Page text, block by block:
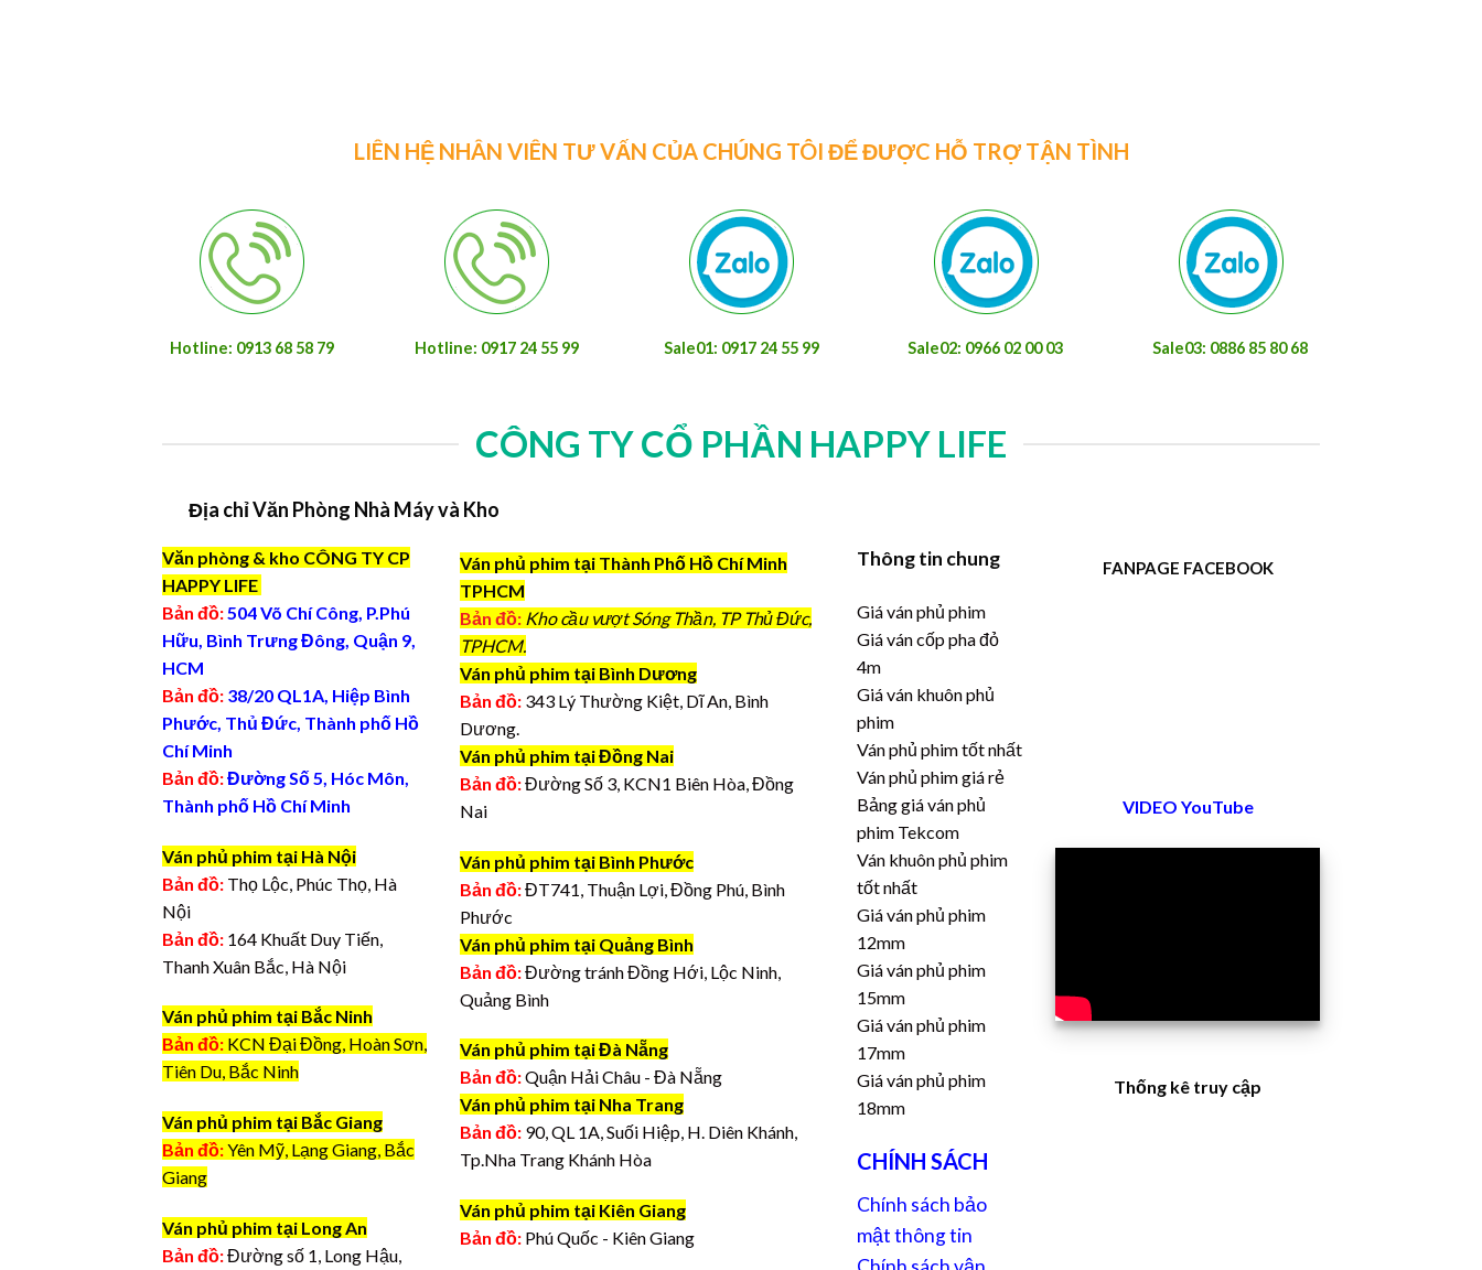
LIÊN HỆ NHÂN VIÊN TƯ VẤN CỦA CHÚNG TÔI ĐỂ ĐƯỢC HỖ TRỢ TẬN TÌNH
Hotline: 0913 68 58 79 Hotline: 0917 24 55 99 Sale01: 0917 24 55 99 Sale02: 0966 02 00 03 Sale03: 0886 85 80 68
CÔNG TY CỔ PHẦN HAPPY LIFE
Địa chỉ Văn Phòng Nhà Máy và Kho
Văn phòng & kho CÔNG TY CP
HAPPY LIFE
Bản đồ:504 Võ Chí Công, P.Phú
Hữu, Bình Trưng Đông, Quận 9,
HCM
Bản đồ: 38/20 QL1A, Hiệp Bình
Phước, Thủ Đức, Thành phố Hồ
Chí Minh
Bản đồ:Đường Số 5, Hóc Môn,
Thành phố Hồ Chí Minh
Ván phủ phim tại Hà Nội
Bản đồ: Thọ Lộc, Phúc Thọ, Hà
Nội
Bản đồ: 164 Khuất Duy Tiến,
Thanh Xuân Bắc, Hà Nội
Ván phủ phim tại Bắc Ninh
Bản đồ: KCN Đại Đồng, Hoàn Sơn,
Tiên Du, Bắc Ninh
Ván phủ phim tại Bắc Giang
Bản đồ:Yên Mỹ, Lạng Giang, Bắc
Giang
Ván phủ phim tại Long An
Bản đồ:Đường số 1, Long Hậu,
Ván phủ phim tại Thành Phố Hồ Chí Minh
TPHCM
Bản đồ: Kho cầu vượt Sóng Thần, TP Thủ Đức,
TPHCM.
Ván phủ phim tại Bình Dương
Bản đồ: 343 Lý Thường Kiệt, Dĩ An, Bình
Dương.
Ván phủ phim tại Đồng Nai
Bản đồ:Đường Số 3, KCN1 Biên Hòa, Đồng
Nai
Ván phủ phim tại Bình Phước
Bản đồ:ĐT741, Thuận Lợi, Đồng Phú, Bình
Phước
Ván phủ phim tại Quảng Bình
Bản đồ:Đường tránh Đồng Hới, Lộc Ninh,
Quảng Bình
Ván phủ phim tại Đà Nẵng
Bản đồ:Quận Hải Châu - Đà Nẵng
Ván phủ phim tại Nha Trang
Bản đồ: 90, QL 1A, Suối Hiệp, H. Diên Khánh,
Tp.Nha Trang Khánh Hòa
Ván phủ phim tại Kiên Giang
Bản đồ: Phú Quốc - Kiên Giang
Thông tin chung
Giá ván phủ phim
Giá ván cốp pha đỏ
4m
Giá ván khuôn phủ
phim
Ván phủ phim tốt nhất
Ván phủ phim giá rẻ
Bảng giá ván phủ
phim Tekcom
Ván khuôn phủ phim
tốt nhất
Giá ván phủ phim
12mm
Giá ván phủ phim
15mm
Giá ván phủ phim
17mm
Giá ván phủ phim
18mm
CHÍNH SÁCH
Chính sách bảo
mật thông tin
FANPAGE FACEBOOK
VIDEO YouTube
Thống kê truy cập